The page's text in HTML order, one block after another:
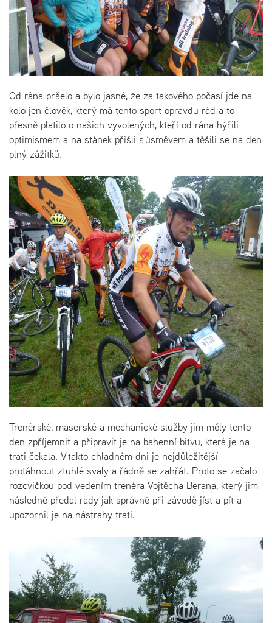
Od rána pršelo a bylo jasné, že za takového počasí jde na
kolo jen člověk, který má tento sport opravdu rád a to
přesně platilo o našich vyvolených, kteří od rána hýřili
optimismem a na stánek přišli s úsměvem a těšili se na den
plný zážitků.
Trenérské, maserské a mechanické služby jim měly tento
den zpříjemnit a připravit je na bahenní bitvu, která je na
trati čekala. V takto chladném dni je nejdůležitější
protáhnout ztuhlé svaly a řádně se zahřát. Proto se začalo
rozcvičkou pod vedením trenéra Vojtěcha Berana, který jim
následně předal rady jak správně při závodě jíst a pít a
upozornil je na nástrahy trati.